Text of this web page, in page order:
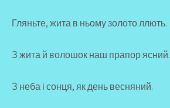
Гляньте, жита в ньому золото ллють.
З жита й волошок наш прапор ясний.
З неба і сонця, як день весняний.